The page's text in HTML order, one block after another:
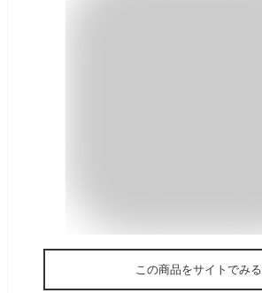
この商品をサイトでみる